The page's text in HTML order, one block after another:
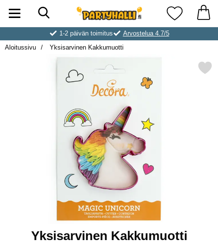
Ostoskori laajennettu Partyhallen AB
Suosikkini
1-2 päivän toimitus
Arvostelua 4.7/5
Aloitussivu
Yksisarvinen Kakkumuotti
Merkitse yksisarvinen
Yksisarvinen Kakkumuotti